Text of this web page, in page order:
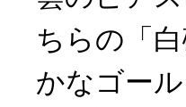
ちらの「
かなゴー